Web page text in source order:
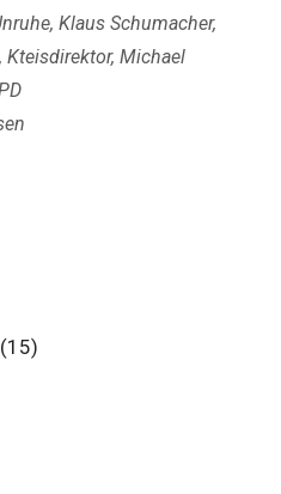
, Klaus Schumacher,
, Kteisdirektor, Michael
(15)